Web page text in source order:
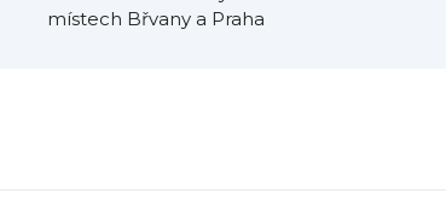
místech Břvany a Praha